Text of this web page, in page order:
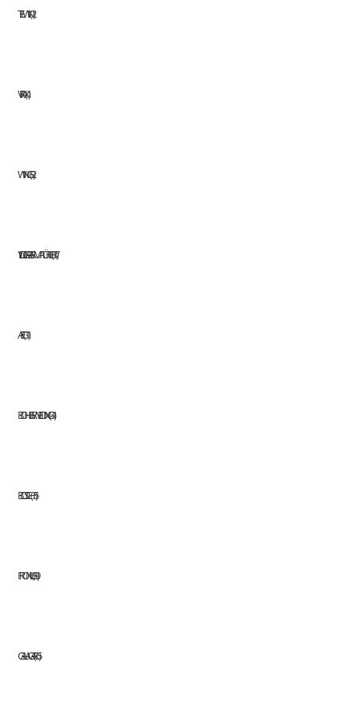
TELWIN2
VIRAX1
WINGS2
YILDIZ GAZ ARMATÜRLERI17
AEG11
BOHLER WELDING41
BOSCH35
FRONIUS39
GALAGAR65